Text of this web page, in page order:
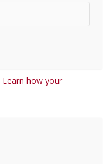
Learn how your